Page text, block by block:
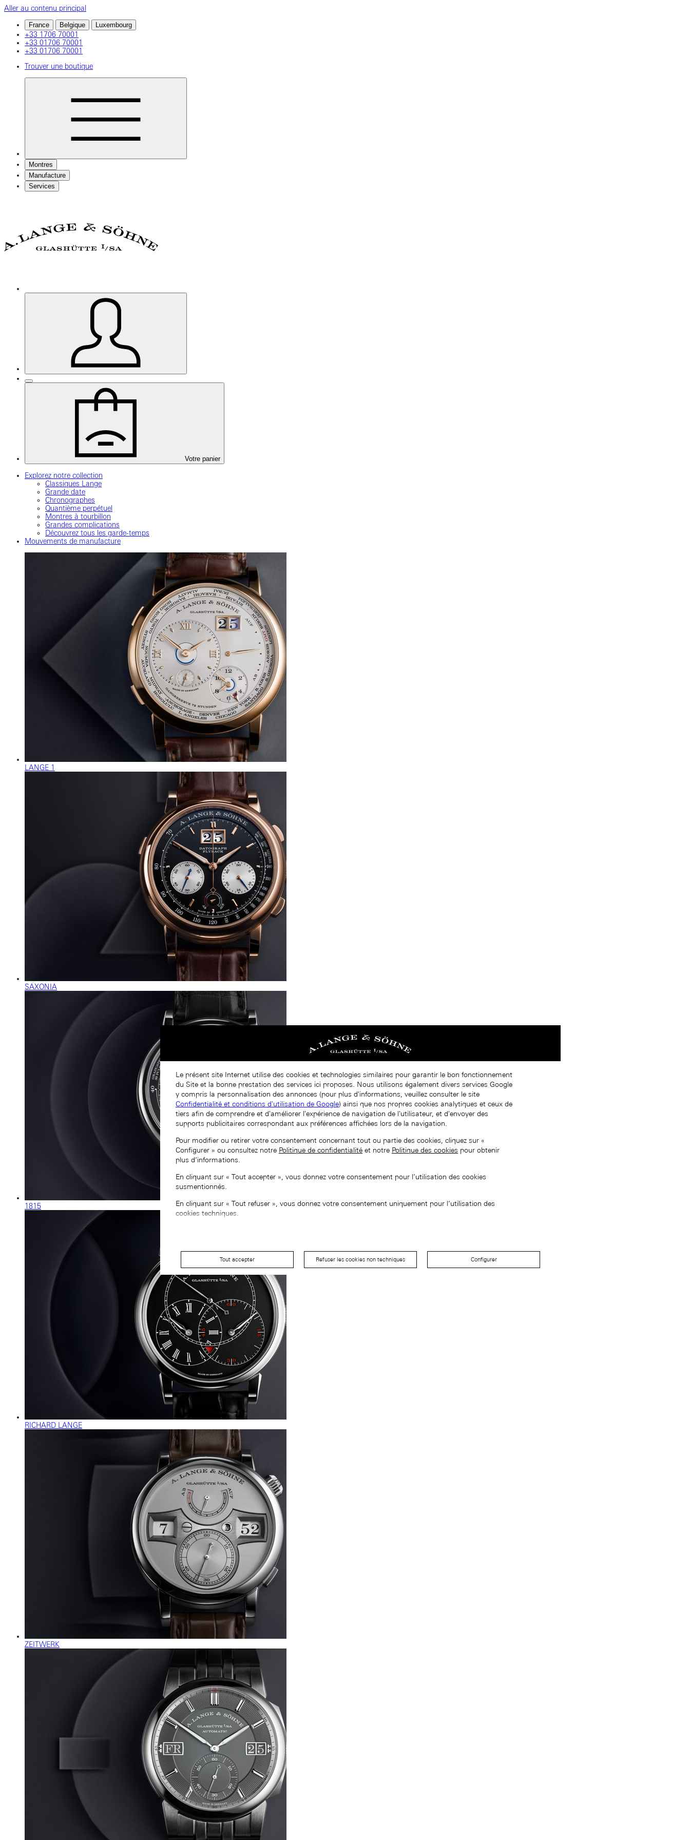
Aller au contenu principal
France Belgique Luxembourg
+33 1706 70001
+33 01706 70001
+33 01706 70001
Trouver une boutique
Montres
Manufacture
Services
Votre panier
Explorez notre collection
Classiques Lange
Grande date
Chronographes
Quantième perpétuel
Montres à tourbillon
Grandes complications
Découvrez tous les garde-temps
Mouvements de manufacture
LANGE 1
SAXONIA
1815
RICHARD LANGE
ZEITWERK
Le présent site Internet utilise des cookies et technologies similaires pour garantir le bon fonctionnement
du Site et la bonne prestation des services ici proposes. Nous utilisons également divers services Google
y compris la personnalisation des annonces (pour plus d'informations, veuillez consulter le site
Confidentialité et conditions d'utilisation de Google) ainsi que nos propres cookies analytiques et ceux de
tiers afin de comprendre et d'améliorer l'expérience de navigation de l'utilisateur, et d'envoyer des
supports publicitaires correspondant aux préférences affichées lors de la navigation.
Pour modifier ou retirer votre consentement concernant tout ou partie des cookies, cliquez sur «
Configurer » ou consultez notre Politique de confidentialité et notre Politique des cookies pour obtenir
plus d’informations.
En cliquant sur « Tout accepter », vous donnez votre consentement pour l’utilisation des cookies
susmentionnés.
En cliquant sur « Tout refuser », vous donnez votre consentement uniquement pour l’utilisation des
cookies techniques.
Tout accepter Refuser les cookies non techniques Configurer